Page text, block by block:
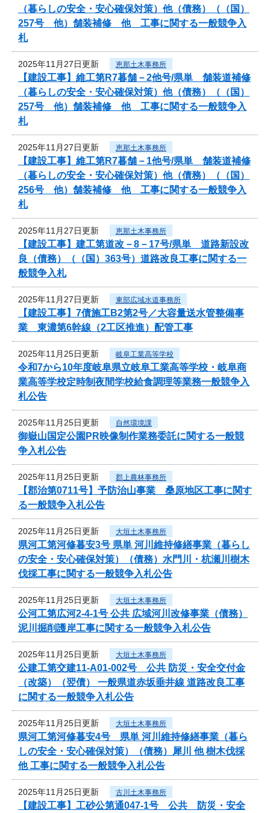
（暮らしの安全・安心確保対策）他（債務）（（国）
257号 他）舗装補修 他 工事に関する一般競争入
札
2025年11月27日更新 恵那土木事務所
【建設工事】維工第R7暮舗－2他号/県単 舗装道補修
（暮らしの安全・安心確保対策）他（債務）（（国）
257号 他）舗装補修 他 工事に関する一般競争入
札
2025年11月27日更新 恵那土木事務所
【建設工事】維工第R7暮舗－1他号/県単 舗装道補修
（暮らしの安全・安心確保対策）他（債務）（（国）
256号 他）舗装補修 他 工事に関する一般競争入
札
2025年11月27日更新 恵那土木事務所
【建設工事】建工第道改－8－17号/県単 道路新設改
良（債務）（（国）363号）道路改良工事に関する一
般競争入札
2025年11月27日更新 東部広域水道事務所
【建設工事】7債施工B2第2号／大容量送水管整備事
業 東濃第6幹線（2工区推進）配管工事
2025年11月25日更新 岐阜工業高等学校
令和7から10年度岐阜県立岐阜工業高等学校・岐阜商
業高等学校定時制夜間学校給食調理等業務一般競争入
札公告
2025年11月25日更新 自然環境課
御嶽山国定公園PR映像制作業務委託に関する一般競
争入札公告
2025年11月25日更新 郡上農林事務所
【郡治第0711号】予防治山事業 桑原地区工事に関す
る一般競争入札公告
2025年11月25日更新 大垣土木事務所
県河工第河修暮安3号 県単 河川維持修繕事業（暮らし
の安全・安心確保対策）（債務）水門川・杭瀬川樹木
伐採工事に関する一般競争入札公告
2025年11月25日更新 大垣土木事務所
公河工第広河2-4-1号 公共 広域河川改修事業（債務）
泥川掘削護岸工事に関する一般競争入札公告
2025年11月25日更新 大垣土木事務所
公建工第交建11-A01-002号 公共 防災・安全交付金
（改築）（翌債） 一般県道赤坂垂井線 道路改良工事
に関する一般競争入札公告
2025年11月25日更新 大垣土木事務所
県河工第河修暮安4号 県単 河川維持修繕事業（暮ら
しの安全・安心確保対策）（債務）犀川 他 樹木伐採
他 工事に関する一般競争入札公告
2025年11月25日更新 古川土木事務所
【建設工事】工砂公第通047-1号 公共 防災・安全